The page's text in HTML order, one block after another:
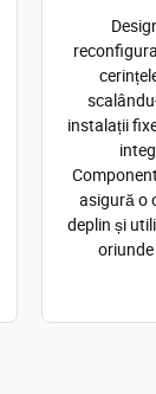
instalații
asigură o
deplin și